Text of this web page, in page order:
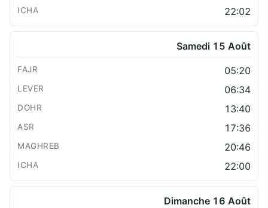
22:02
Samedi 15 Août
05:20
06:34
13:40
17:36
20:46
22:00
Dimanche 16 Août